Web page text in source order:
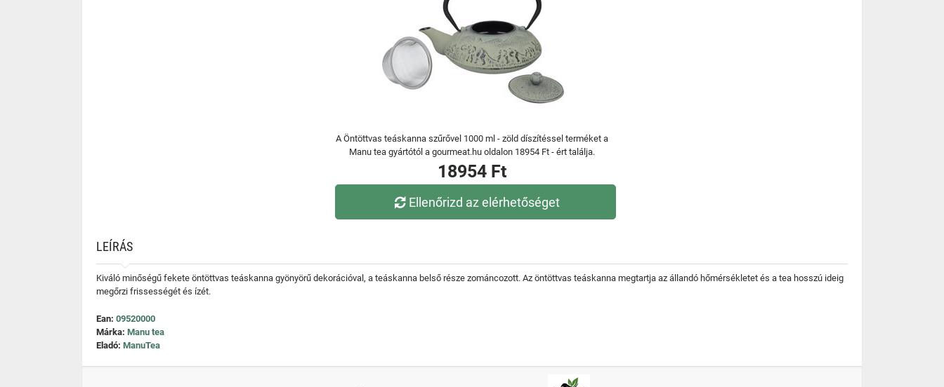
A Öntöttvas teáskanna szűrővel 1000 ml - zöld díszítéssel terméket a
Manu tea gyártótól a gourmeat.hu oldalon 18954 Ft - ért találja.
18954 Ft
Ellenőrizd az elérhetőséget
LEÍRÁS
Kiváló minőségű fekete öntöttvas teáskanna gyönyörű dekorációval, a teáskanna belső része zománcozott. Az öntöttvas teáskanna megtartja az állandó hőmérsékletet és a tea hosszú ideig
megőrzi frissességét és ízét.
Ean: 09520000
Márka: Manu tea
Eladó: ManuTea